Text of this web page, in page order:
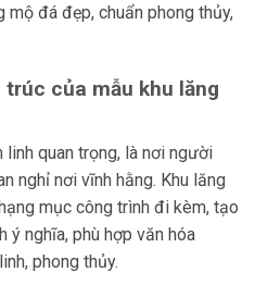
mộ đá đẹp, chuẩn phong thủy,
trúc của mẫu khu lăng
quan trọng, là nơi người
nghỉ nơi vĩnh hằng. Khu lăng
mục công trình đi kèm, tạo
ý nghĩa, phù hợp văn hóa
phong thủy.